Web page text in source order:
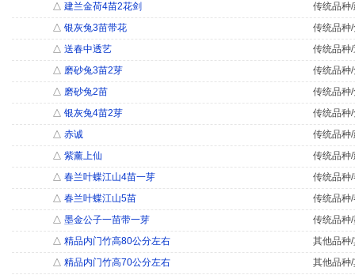
△ 建兰金荷4苗2花剑
传统品种
△ 银灰兔3苗带花
传统品种
△ 送春中透艺
传统品种
△ 磨砂兔3苗2芽
传统品种
△ 磨砂兔2苗
传统品种
△ 银灰兔4苗2芽
传统品种
△ 赤诚
传统品种
△ 紫薰上仙
传统品种
△ 春兰叶蝶江山4苗一芽
传统品种
△ 春兰叶蝶江山5苗
传统品种
△ 墨金公子一苗带一芽
传统品种
△ 精品内门竹高80公分左右
其他品种
△ 精品内门竹高70公分左右
其他品种